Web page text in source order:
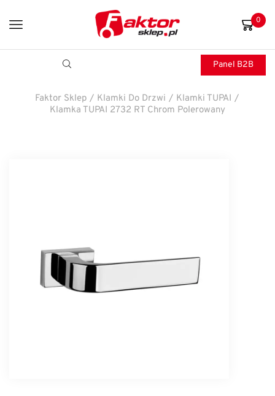
0
Panel B2B
Faktor Sklep / Klamki Do Drzwi / Klamki TUPAI /
Klamka TUPAI 2732 RT Chrom Polerowany